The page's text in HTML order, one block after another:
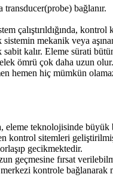
bağlanır.
çalıştırıldığında,
mekanik veya
kalır. Eleme sürati
ömrü çok daha uzun olur.
hemen hiç mümkün
teknolojisinde
kontrol sitemleri
gecikmektedir.
geçmesine fırsat
kontrole